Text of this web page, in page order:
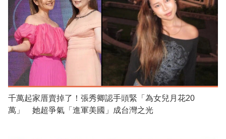
千萬起家厝賣掉了！張秀卿認手頭緊「為女兒月花20
萬」 她超爭氣「進軍美國」成台灣之光